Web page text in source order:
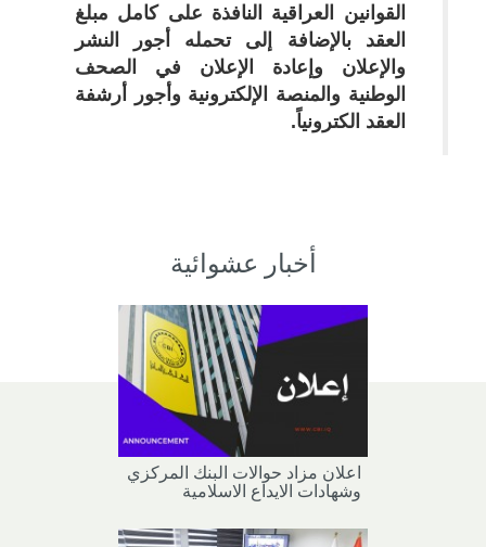
القوانين العراقية النافذة على كامل مبلغ
العقد بالإضافة إلى تحمله أجور النشر
والإعلان وإعادة الإعلان في الصحف
الوطنية والمنصة الإلكترونية وأجور أرشفة
العقد الكترونياً.
أخبار عشوائية
اعلان مزاد حوالات البنك المركزي
وشهادات الايداع الاسلامية